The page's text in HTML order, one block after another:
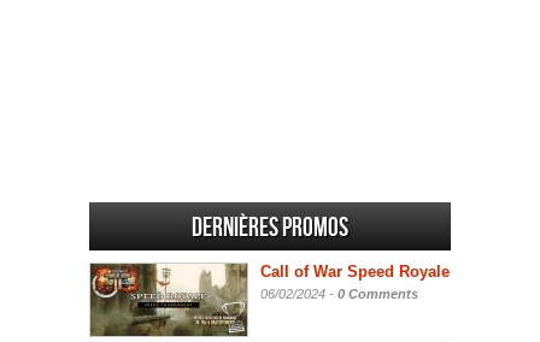
Dernières promos
Call of War Speed Royale
06/02/2024 - 0 Comments